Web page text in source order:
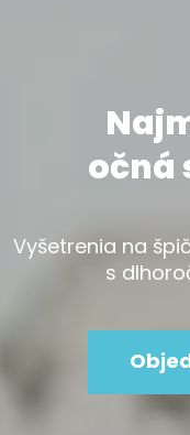
očná
Vyšetrenia na
s